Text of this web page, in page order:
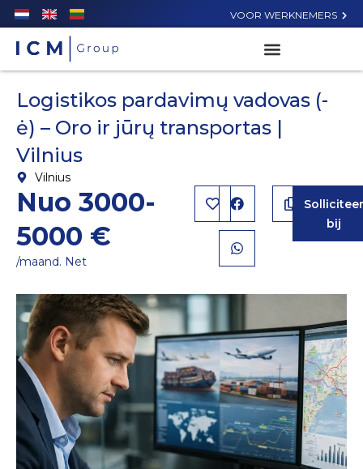
VOOR WERKNEMERS
Logistikos pardavimų vadovas (-
ė) – Oro ir jūrų transportas |
Vilnius
Vilnius
Nuo 3000-
5000 €
/maand. Net
bij